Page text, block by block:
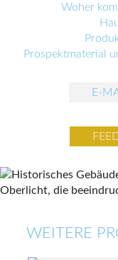
Woher
Prospektmaterial
E-
WEITERE